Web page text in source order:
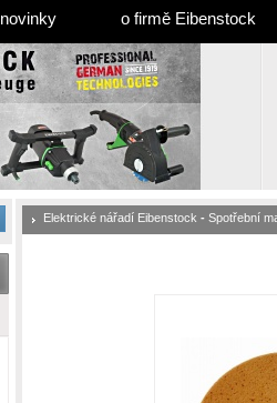
novinky o firmě Eibenstock
Elektrické nářadí Eibenstock - Spotřební